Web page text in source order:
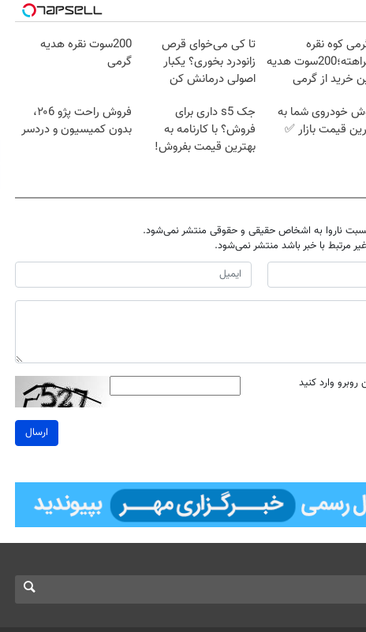
کوه نقره
همراهته؛200سوت هدیه
خرید از گرمی
تا کی می‌خوای قرص
زانودرد بخوری؟ یکبار
اصولی درمانش کن
200سوت نقره هدیه
گرمی
خودروی شما به
قیمت بازار ✅
جک s5 داری برای
فروش؟ با کارنامه به
بهترین قیمت بفروش!
فروش راحت پژو ۲۰6،
بدون کمیسیون و دردسر
ناروا به اشخاص حقیقی و حقوقی منتشر نمی‌شود.
مرتبط با خبر باشد منتشر نمی‌شود.
وارد کنید
ارسال